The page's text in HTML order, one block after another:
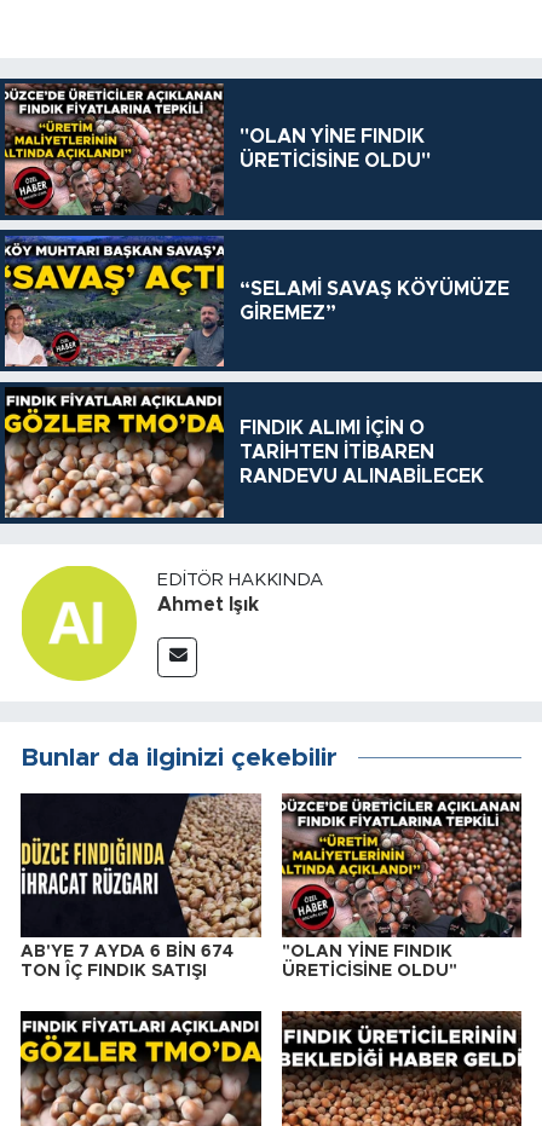
"OLAN YİNE FINDIK
ÜRETİCİSİNE OLDU"
“SELAMİ SAVAŞ KÖYÜMÜZE
GİREMEZ”
FINDIK ALIMI İÇİN O
TARİHTEN İTİBAREN
RANDEVU ALINABİLECEK
EDITÖR HAKKINDA
Ahmet Işık
Bunlar da ilginizi çekebilir
AB'YE 7 AYDA 6 BİN 674
TON ÎÇ FINDIK SATIŞI
"OLAN YİNE FINDIK
ÜRETİCİSİNE OLDU"